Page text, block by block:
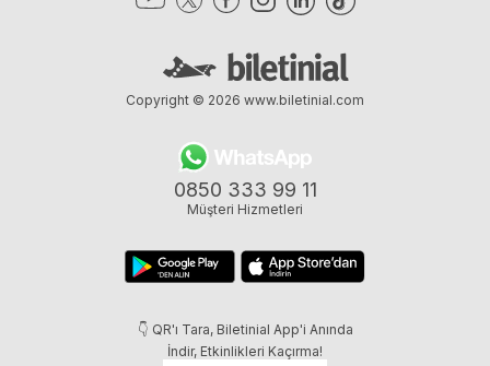
0850 333 99 11
Müşteri Hizmetleri
👇 QR'ı Tara, Biletinial App'i Anında
İndir, Etkinlikleri Kaçırma!
Copyright © 2026 www.biletinial.com